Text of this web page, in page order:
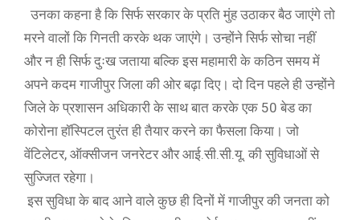
उनका कहना है कि सिर्फ सरकार के प्रति मुंह उठाकर बैठ जाएंगे तो
मरने वालों कि गिनती करके थक जाएंगे। उन्होंने सिर्फ सोचा नहीं
और न ही सिर्फ दुःख जताया बल्कि इस महामारी के कठिन समय में
अपने कदम गाजीपुर जिला की ओर बढ़ा दिए। दो दिन पहले ही उन्होंने
जिले के प्रशासन अधिकारी के साथ बात करके एक 50 बेड का
कोरोना हॉस्पिटल तुरंत ही तैयार करने का फैसला किया। जो
वेंटिलेटर, ऑक्सीजन जनरेटर और आई.सी.सी.यू. की सुविधाओं से
सुज्जित रहेगा।
इस सुविधा के बाद आने वाले कुछ ही दिनों में गाजीपुर की जनता को